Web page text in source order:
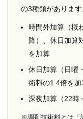
の3種類があります
時間外加算（概
降）、休日加算
を加算
休日加算（日曜
術料の1.4倍を加
深夜加算（22時
※調剤技術料とは「